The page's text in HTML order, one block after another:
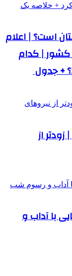
است؟ | اعلام
کشور | کدام
+ جدول
از
با آداب و